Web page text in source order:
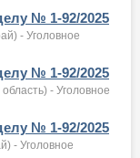
№ 1-92/2025
- Уголовное
№ 1-92/2025
- Уголовное
№ 1-92/2025
- Уголовное